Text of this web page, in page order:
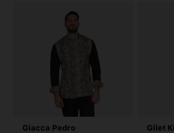
Giacca Pedro
Gilet